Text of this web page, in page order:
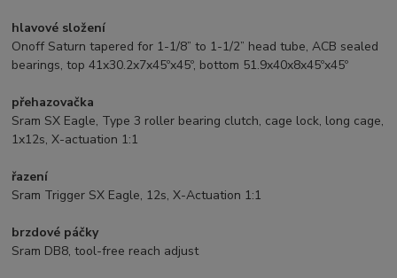
hlavové složení
Onoff Saturn tapered for 1-1/8” to 1-1/2” head tube, ACB sealed
bearings, top 41x30.2x7x45ºx45º, bottom 51.9x40x8x45ºx45º
přehazovačka
Sram SX Eagle, Type 3 roller bearing clutch, cage lock, long cage,
1x12s, X-actuation 1:1
řazení
Sram Trigger SX Eagle, 12s, X-Actuation 1:1
brzdové páčky
Sram DB8, tool-free reach adjust